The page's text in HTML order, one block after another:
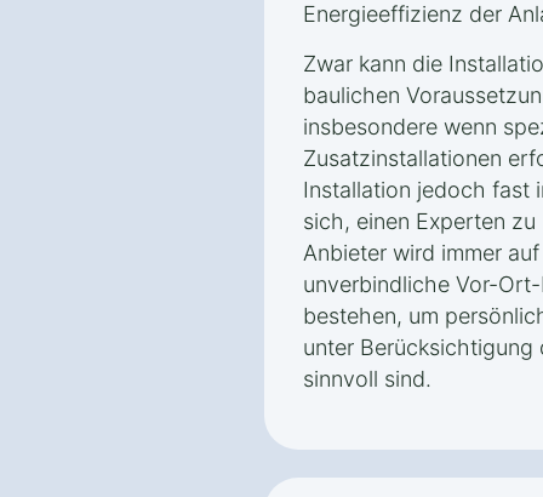
Energieeffizienz der
Zwar kann die
baulichen
insbesondere wenn
Zusatzinstallationen
Installation jedoch fast
sich, einen Experten
Anbieter wird immer
unverbindliche Vor-
bestehen, um
unter Berücksichtigung
sinnvoll sind.